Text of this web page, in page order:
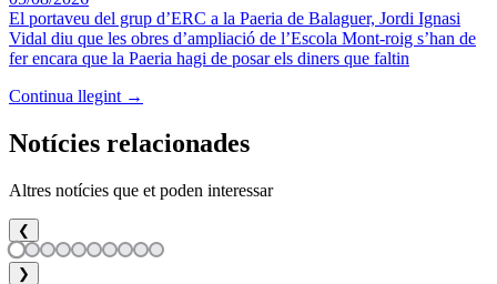
El portaveu del grup d’ERC a la Paeria de Balaguer, Jordi Ignasi
Vidal diu que les obres d’ampliació de l’Escola Mont-roig s’han de
fer encara que la Paeria hagi de posar els diners que faltin
Continua llegint →
Notícies relacionades
Altres notícies que et poden interessar
❮
❯